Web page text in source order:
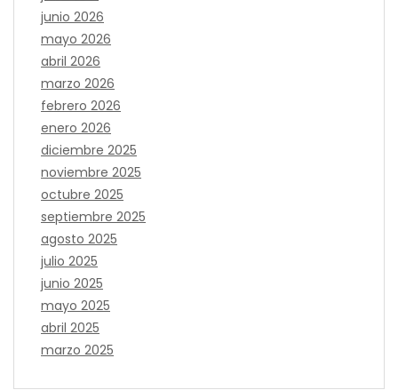
junio 2026
mayo 2026
abril 2026
marzo 2026
febrero 2026
enero 2026
diciembre 2025
noviembre 2025
octubre 2025
septiembre 2025
agosto 2025
julio 2025
junio 2025
mayo 2025
abril 2025
marzo 2025